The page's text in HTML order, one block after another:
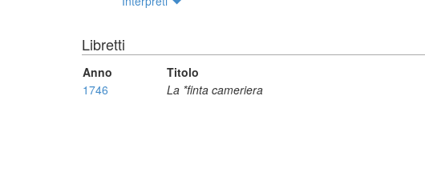
Libretti
Anno Titolo
1746
La *finta cameriera